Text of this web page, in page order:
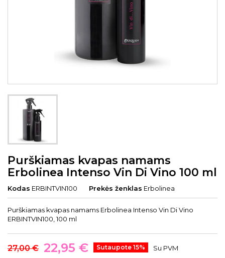
Purškiamas kvapas namams
Erbolinea Intenso Vin Di Vino 100 ml
Kodas ERBINTVIN100 Prekės ženklas Erbolinea
Purškiamas kvapas namams Erbolinea Intenso Vin Di Vino
ERBINTVIN100, 100 ml
27,00 € 22,95 € Sutaupote 15% Su PVM